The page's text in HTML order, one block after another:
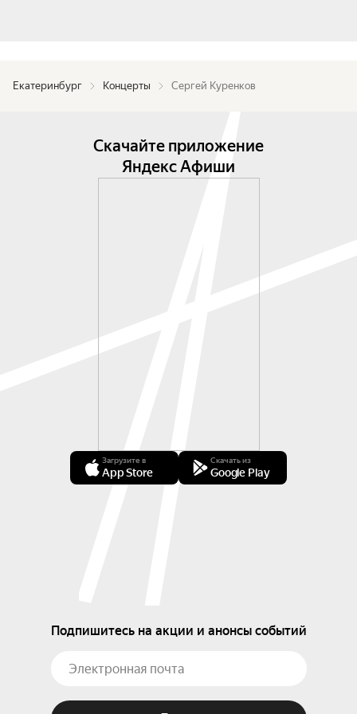
Екатеринбург Концерты Сергей Куренков
Скачайте приложение
Яндекс Афиши
Загрузите в
App Store
Скачать из
Google Play
Подпишитесь на акции и анонсы событий